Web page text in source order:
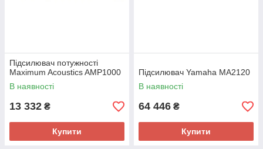
Підсилювач потужності
Maximum Acoustics AMP1000
В наявності
13 332 ₴
Купити
Підсилювач Yamaha MA2120
В наявності
64 446 ₴
Купити